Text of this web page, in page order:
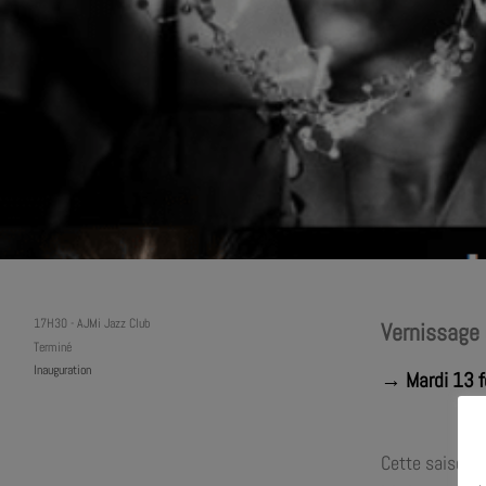
17H30 - AJMi Jazz Club
Terminé
Inauguration
→ Mardi 13
Cette saison,